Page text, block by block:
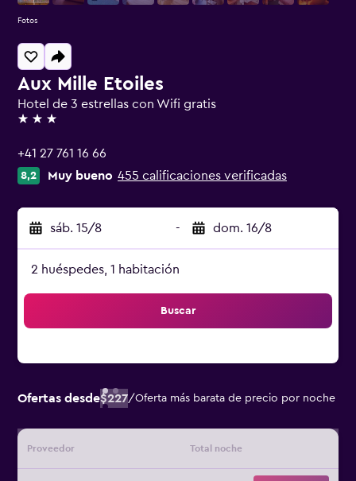
Aux Mille Etoiles
Hotel de 3 estrellas con Wifi gratis
3 estrellas
+41 27 761 16 66
8,2 Muy bueno 455 calificaciones verificadas
sáb. 15/8 - dom. 16/8
2 huéspedes, 1 habitación
Buscar
Ofertas desde$227/Oferta más barata de precio por noche
Proveedor Total noche
Fotos